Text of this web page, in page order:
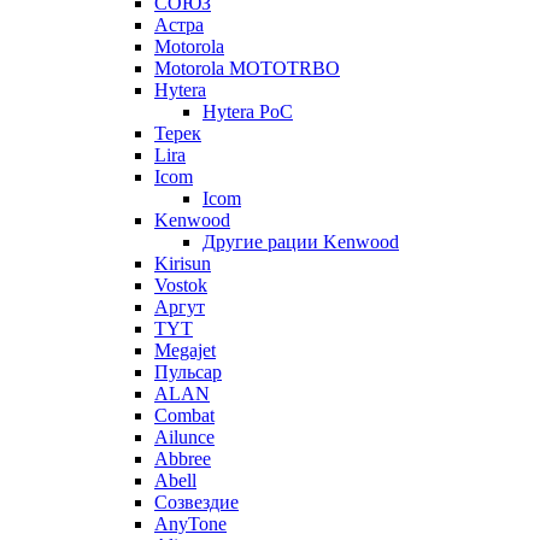
Астра
Motorola
Motorola MOTOTRBO
Hytera
Hytera PoC
Терек
Lira
Icom
Icom
Kenwood
Другие рации Kenwood
Kirisun
Vostok
Аргут
TYT
Megajet
Пульсар
ALAN
Combat
Ailunce
Abbree
Abell
Созвездие
AnyTone